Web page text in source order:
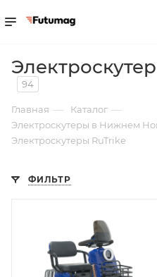
94
Главная — Каталог —
Электроскутеры в Нижнем
Электроскутеры RuTrike
ФИЛЬТР